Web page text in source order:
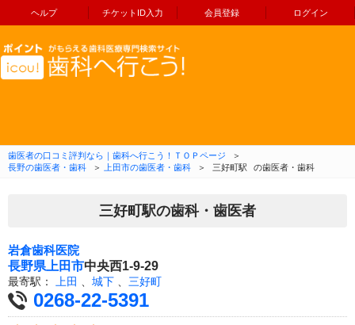
ヘルプ チケットID入力 会員登録 ログイン
コンテンツへ移動
歯医者の口コミ評判なら｜歯科へ行こう！ＴＯＰページ
＞
長野の歯医者・歯科
＞ 上田市の歯医者・歯科 ＞ 三好町駅 の歯医者・歯科
三好町駅の歯科・歯医者
岩倉歯科医院
長野県 上田市中央西1-9-29
最寄駅： 上田 城下 三好町
0268-22-5391